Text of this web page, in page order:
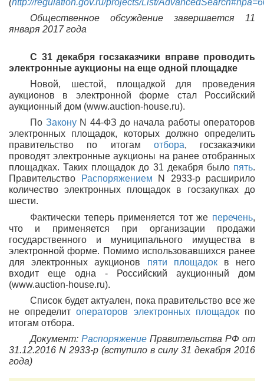
Общественное обсуждение завершается 11
января 2017 года
С 31 декабря госзаказчики вправе проводить
электронные аукционы на еще одной площадке
Новой, шестой, площадкой для проведения
аукционов в электронной форме стал Российский
аукционный дом (www.auction-house.ru).
По ЗаконуN 44-ФЗ до начала работы операторов
электронных площадок, которых должно определить
правительство по итогам отбора, госзаказчики
проводят электронные аукционы на ранее отобранных
площадках. Таких площадок до 31 декабря было пять.
Правительство
Распоряжением N 2933-р расширило
количество электронных площадок в госзакупках до
шести.
Фактически теперь применяется тот же перечень
что и применяется при организации продажи
государственного и муниципального имущества в
электронной форме. Помимо использовавшихся ранее
для электронных аукционов пяти площадокв него
входит еще одна - Российский аукционный дом
(www.auction-house.ru).
Список будет актуален, пока правительство все же
не определитоператоров электронных площадокпо
итогам отбора.
Документ:Распоряжение Правительства РФ от
31.12.2016 N 2933-р (вступило в силу 31 декабря 2016
года)